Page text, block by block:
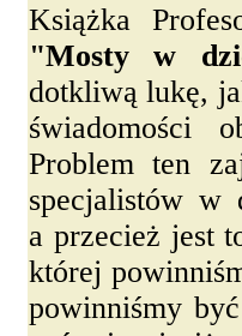
Książka
"Mosty w
dotkliwą lukę,
świadomości
Problem ten
specjalistów w
a przecież jest
której
powinniśmy